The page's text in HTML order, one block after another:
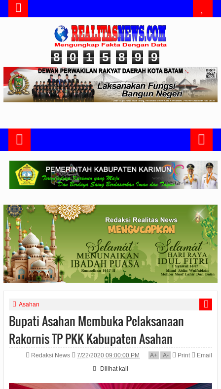
8 0 1 5 8 9 9
Asahan
Bupati Asahan Membuka Pelaksanaan
Rakornis TP PKK Kabupaten Asahan
Redaksi News 7/22/2020 09:00:00 PM A+ A- Print
Email
Dilihat kali